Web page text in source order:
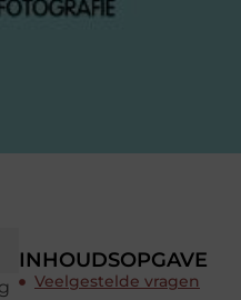
INHOUDSOPGAVE
Veelgestelde vragen